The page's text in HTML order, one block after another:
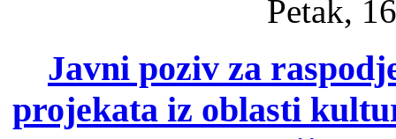
Petak,
Javni poziv za
projekata iz oblasti